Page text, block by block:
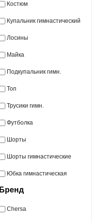
Костюм
Купальник гимнастический
Лосины
Майка
Подкупальник гимн.
Топ
Трусики гимн.
Футболка
Шорты
Шорты гимнастические
Юбка гимнастическая
Бренд
Chersa